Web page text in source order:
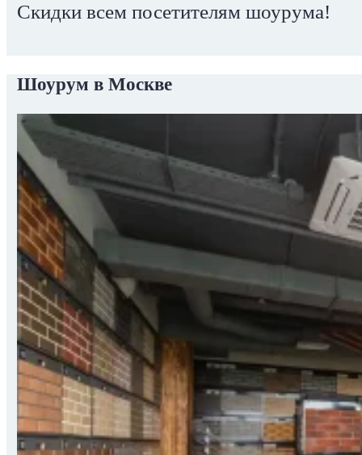
Скидки всем посетителям шоурума!
Шоурум в Москве